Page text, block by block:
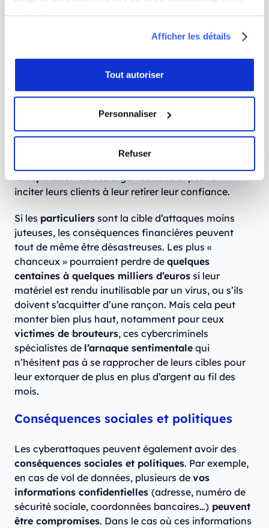
Afficher les détails
Tout autoriser
Personnaliser
Refuser
sont énormes pour les entreprises
Entreprises et gouvernementpeuventperdre des
rançonsdemandées. Certaines
attaques peuvent également mener à une
interruption de services, entraînant une nouvelle
la réputationde ces organisations et peuvent
inciter leurs clients à leur retirer leur confiance.
Si les particuliers sont la cible d’attaques moins
juteuses, les conséquences financières peuvent
tout de même être désastreuses. Les plus «
chanceux » pourraient perdre de quelques
centaines à quelques milliers d’euros si leur
matériel est rendu inutilisable par un virus, ou s’ils
doivent s’acquitter d’une rançon. Mais cela peut
monter bien plus haut, notamment pour ceux
victimes de brouteurs, ces cybercriminels
spécialistes de l’arnaque sentimentale qui
n’hésitent pas à se rapprocher de leurs cibles pour
leur extorquer de plus en plus d’argent au fil des
mois.
Conséquences sociales et politiques
Les cyberattaques peuvent également avoir des
conséquences sociales et politiques. Par exemple,
en cas de vol de données, plusieurs de vos
informations confidentielles (adresse, numéro de
sécurité sociale, coordonnées bancaires…) peuvent
être compromises. Dans le cas où ces informations